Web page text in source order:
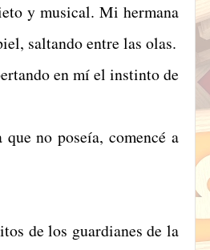
y musical. Mi hermana
saltando entre las olas.
en mí el instinto de
poseía, comencé a
los guardianes de la